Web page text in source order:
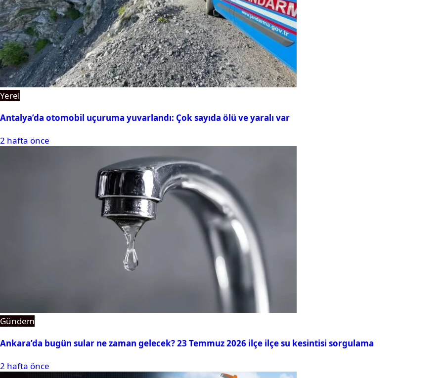
Yerel
Antalya’da otomobil uçuruma yuvarlandı: Çok sayıda ölü ve yaralı var
2 hafta önce
Gündem
Ankara’da bugün sular ne zaman gelecek? 23 Temmuz 2026 ilçe ilçe su kesintisi sorgulama
2 hafta önce